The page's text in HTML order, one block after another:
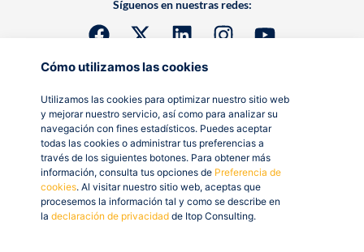
Cómo utilizamos las cookies
Utilizamos las cookies para optimizar nuestro sitio web
y mejorar nuestro servicio, así como para analizar su
navegación con fines estadísticos. Puedes aceptar
todas las cookies o administrar tus preferencias a
través de los siguientes botones. Para obtener más
información, consulta tus opciones de Preferencia de
cookies. Al visitar nuestro sitio web, aceptas que
procesemos la información tal y como se describe en
la declaración de privacidad de Itop Consulting.
Síguenos en nuestras redes: